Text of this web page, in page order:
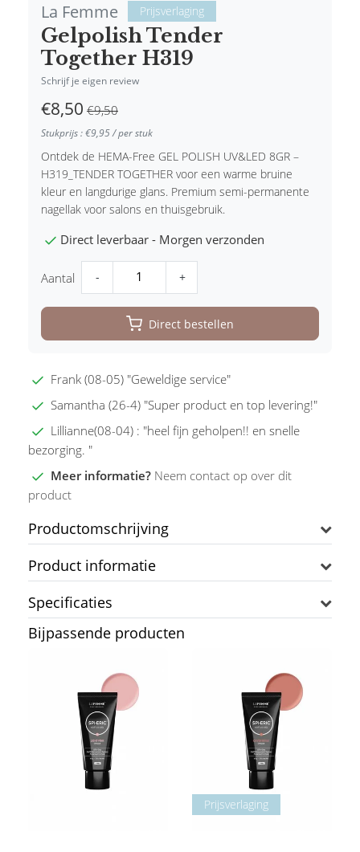
La Femme Prijsverlaging
Gelpolish Tender
Together H319
Schrijf je eigen review
€8,50 €9,50
Stukprijs : €9,95 / per stuk
Ontdek de HEMA-Free GEL POLISH UV&LED 8GR –
H319_TENDER TOGETHER voor een warme bruine
kleur en langdurige glans. Premium semi-permanente
nagellak voor salons en thuisgebruik.
Direct leverbaar - Morgen verzonden
Aantal - +
Direct bestellen
Frank (08-05) "Geweldige service"
Samantha (26-4) "Super product en top levering!"
Lillianne(08-04) : "heel fijn geholpen!! en snelle
bezorging. "
Meer informatie? Neem contact op over dit
product
Productomschrijving
Product informatie
Specificaties
Bijpassende producten
Prijsverlaging